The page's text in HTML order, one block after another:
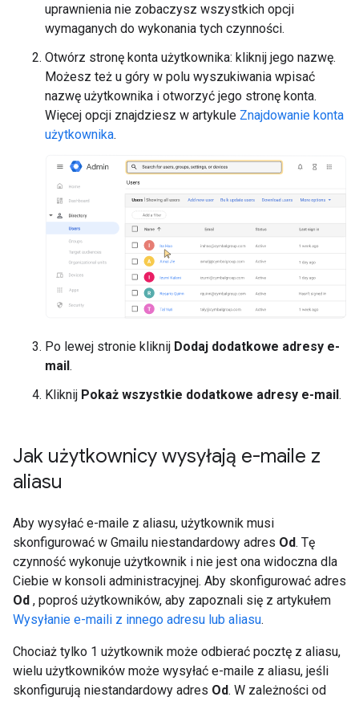
uprawnienia nie zobaczysz wszystkich opcji
wymaganych do wykonania tych czynności.
Otwórz stronę konta użytkownika: kliknij jego nazwę.
Możesz też u góry w polu wyszukiwania wpisać
nazwę użytkownika i otworzyć jego stronę konta.
Więcej opcji znajdziesz w artykule Znajdowanie konta
użytkownika.
Po lewej stronie kliknij Dodaj dodatkowe adresy e-
mail .
Kliknij Pokaż wszystkie dodatkowe adresy e-mail .
Jak użytkownicy wysyłają e-maile z
aliasu
Aby wysyłać e-maile z aliasu, użytkownik musi
skonfigurować w Gmailu niestandardowy adres Od. Tę
czynność wykonuje użytkownik i nie jest ona widoczna dla
Ciebie w konsoli administracyjnej. Aby skonfigurować adres
Od , poproś użytkowników, aby zapoznali się z artykułem
Wysyłanie e-maili z innego adresu lub aliasu.
Chociaż tylko 1 użytkownik może odbierać pocztę z aliasu,
wielu użytkowników może wysyłać e-maile z aliasu, jeśli
skonfigurują niestandardowy adres Od. W zależności od